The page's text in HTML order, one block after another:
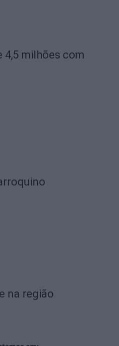
4,5 milhões com
na região